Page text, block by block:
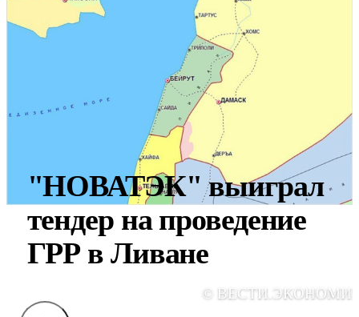
"НОВАТЭК" выиграл
тендер на проведение
ГРР в Ливане
©